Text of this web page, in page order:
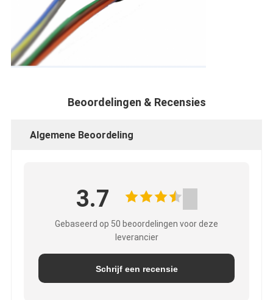
Beoordelingen & Recensies
Algemene Beoordeling
3.7
Gebaseerd op 50 beoordelingen voor deze
leverancier
Schrijf een recensie